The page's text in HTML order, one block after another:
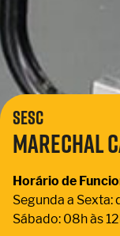
Sesc
Marechal
Horário de
Segunda a Sexta:
Sábado: 08h às